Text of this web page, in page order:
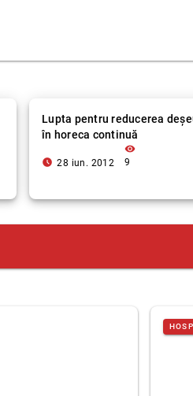
Lupta pentru reducerea
în horeca continuă
access_time_filled 28 iun. 2012
visibility
9